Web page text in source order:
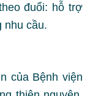
đuổi: hỗ trợ
nhu cầu.
của Bệnh viện